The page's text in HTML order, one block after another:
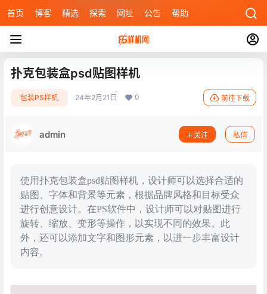
首页 博客 精选 探索 网址 公告 帮助
扑克包装盒psd贴图样机
包装PS样机 24年2月21日 0 前往下载
admin 关注 私信
使用扑克包装盒psd贴图样机，设计师可以选择合适的
贴图、字体和背景等元素，根据品牌风格和目标受众
进行创意设计。在PS软件中，设计师可以对贴图进行
旋转、缩放、变形等操作，以实现不同的效果。此
外，还可以添加文字和图形元素，以进一步丰富设计
内容。